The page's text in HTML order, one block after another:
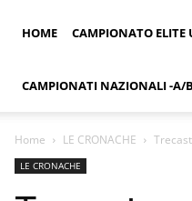
HOME CAMPIONATO ELITE
CAMPIONATI NAZIONALI -
Home LE CRONACHE
LE CRONACHE